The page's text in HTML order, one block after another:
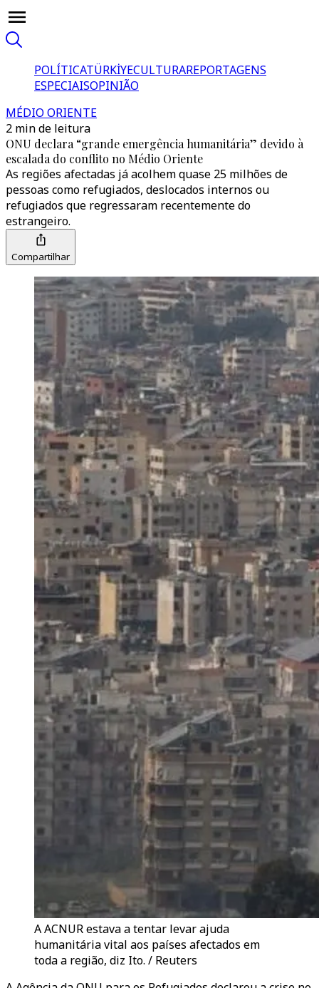
POLÍTICATÜRKİYECULTURAREPORTAGENS
ESPECIAISOPINIÃO
MÉDIO ORIENTE
2 min de leitura
ONU declara “grande emergência humanitária” devido à
escalada do conflito no Médio Oriente
As regiões afectadas já acolhem quase 25 milhões de
pessoas como refugiados, deslocados internos ou
refugiados que regressaram recentemente do
estrangeiro.
Compartilhar
A ACNUR estava a tentar levar ajuda
humanitária vital aos países afectados em
toda a região, diz Ito. / Reuters